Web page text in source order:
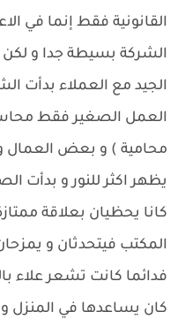
القانونية فقط إنما في
الشركة بسيطة جدا و لكن
الجيد مع العملاء بدأت
العمل الصغير فقط
محامية ) و بعض
يظهر اكثر للنور و بدأت
كانا يحظيان بعلاقة
المكتب فيتحدثان و
فدائما كانت تشعر علاء
كان يساعدها في المنزل